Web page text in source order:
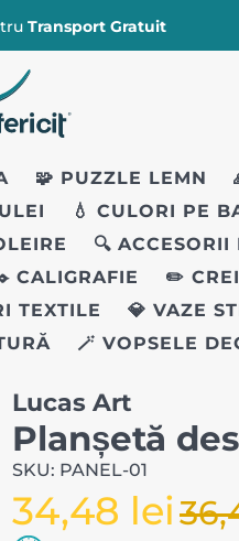
Transport Gratuit
🧩 PUZZLE LEMN
💧 CULORI PE
🔍 ACCESORII
CALIGRAFIE ✏️
TEXTILE 💎 VAZE
🪄 VOPSELE
Lucas Art
Planșetă
SKU: PANEL-01
34,48 lei